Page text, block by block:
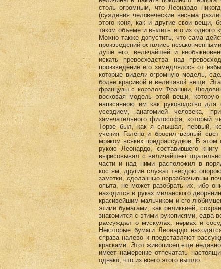
столь огромным, что Леонардо
(суждения человеческие весьма
этого коня, как и другие свои вещи,
таком объеме и вылить его из одного
Можно также допустить, что сама
произведений остались
душе его, величайшей и
искать превосходства над
произведение его замедлялось от
которые видели огромную модель,
более красивой и величавой вещи.
французы с королем Франции,
восковая модель этой вещи,
написанною им как руководство
усердием, анатомией человека,
замечательного философа, который
Торре был, как я слышал, первый,
учения Галена и бросил верный
мраком всяких предрассудков. В этом
рукою Леонардо, составившего
вырисовывал с величайшею
части и над ними расположил в
костям, другие служат твердою
заметки, сделанные неразборчивым
опыта, не может разобрать их, ибо
находится в руках миланского
красивейшим мальчиком и его
этими бумагами, как реликвией,
знакомится с этими рукописями, едва
рассуждал о мускулах, нервах и
Некоторые бумаги Леонардо
справа налево и представляют
красками. Этот живописец еще
имеет намерение отпечатать
однако, что из всего этого вышло.